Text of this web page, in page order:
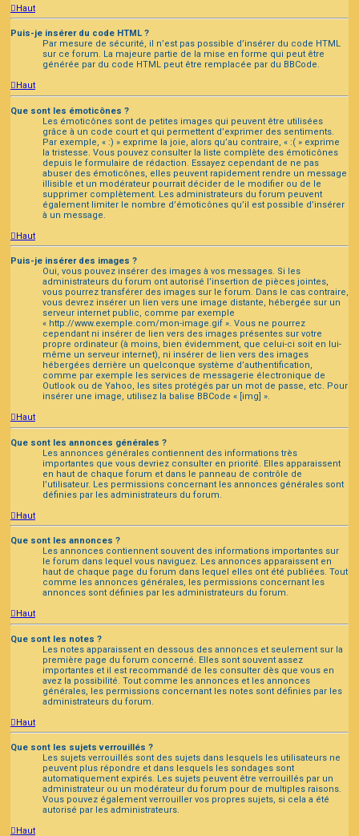
Haut
Puis-je insérer du code HTML ?
Par mesure de sécurité, il n’est pas possible d’insérer du code HTML
sur ce forum. La majeure partie de la mise en forme qui peut être
générée par du code HTML peut être remplacée par du BBCode.
Haut
Que sont les émoticônes ?
Les émoticônes sont de petites images qui peuvent être utilisées
grâce à un code court et qui permettent d’exprimer des sentiments.
Par exemple, « :) » exprime la joie, alors qu’au contraire, « :( » exprime
la tristesse. Vous pouvez consulter la liste complète des émoticônes
depuis le formulaire de rédaction. Essayez cependant de ne pas
abuser des émoticônes, elles peuvent rapidement rendre un message
illisible et un modérateur pourrait décider de le modifier ou de le
supprimer complètement. Les administrateurs du forum peuvent
également limiter le nombre d’émoticônes qu’il est possible d’insérer
à un message.
Haut
Puis-je insérer des images ?
Oui, vous pouvez insérer des images à vos messages. Si les
administrateurs du forum ont autorisé l’insertion de pièces jointes,
vous pourrez transférer des images sur le forum. Dans le cas contraire,
vous devrez insérer un lien vers une image distante, hébergée sur un
serveur internet public, comme par exemple
« http://www.exemple.com/mon-image.gif ». Vous ne pourrez
cependant ni insérer de lien vers des images présentes sur votre
propre ordinateur (à moins, bien évidemment, que celui-ci soit en lui-
même un serveur internet), ni insérer de lien vers des images
hébergées derrière un quelconque système d’authentification,
comme par exemple les services de messagerie électronique de
Outlook ou de Yahoo, les sites protégés par un mot de passe, etc. Pour
insérer une image, utilisez la balise BBCode « [img] ».
Haut
Que sont les annonces générales ?
Les annonces générales contiennent des informations très
importantes que vous devriez consulter en priorité. Elles apparaissent
en haut de chaque forum et dans le panneau de contrôle de
l’utilisateur. Les permissions concernant les annonces générales sont
définies par les administrateurs du forum.
Haut
Que sont les annonces ?
Les annonces contiennent souvent des informations importantes sur
le forum dans lequel vous naviguez. Les annonces apparaissent en
haut de chaque page du forum dans lequel elles ont été publiées. Tout
comme les annonces générales, les permissions concernant les
annonces sont définies par les administrateurs du forum.
Haut
Que sont les notes ?
Les notes apparaissent en dessous des annonces et seulement sur la
première page du forum concerné. Elles sont souvent assez
importantes et il est recommandé de les consulter dès que vous en
avez la possibilité. Tout comme les annonces et les annonces
générales, les permissions concernant les notes sont définies par les
administrateurs du forum.
Haut
Que sont les sujets verrouillés ?
Les sujets verrouillés sont des sujets dans lesquels les utilisateurs ne
peuvent plus répondre et dans lesquels les sondages sont
automatiquement expirés. Les sujets peuvent être verrouillés par un
administrateur ou un modérateur du forum pour de multiples raisons.
Vous pouvez également verrouiller vos propres sujets, si cela a été
autorisé par les administrateurs.
Haut